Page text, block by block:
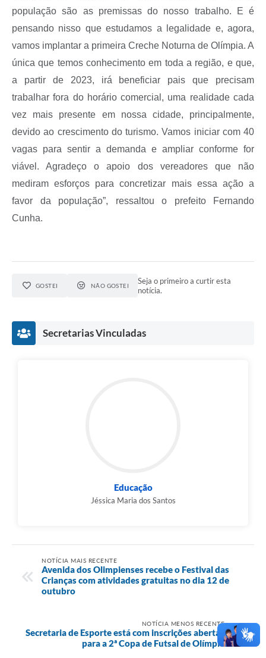
população são as premissas do nosso trabalho. E é
pensando nisso que estudamos a legalidade e, agora,
vamos implantar a primeira Creche Noturna de Olímpia. A
única que temos conhecimento em toda a região, e que,
a partir de 2023, irá beneficiar pais que precisam
trabalhar fora do horário comercial, uma realidade cada
vez mais presente em nossa cidade, principalmente,
devido ao crescimento do turismo. Vamos iniciar com 40
vagas para sentir a demanda e ampliar conforme for
viável. Agradeço o apoio dos vereadores que não
mediram esforços para concretizar mais essa ação a
favor da população”, ressaltou o prefeito Fernando
Cunha.
GOSTEI NÃO GOSTEI
Seja o primeiro a curtir esta
notícia.
Secretarias Vinculadas
Educação
Jéssica Maria dos Santos
NOTÍCIA MAIS RECENTE
Avenida dos Olimpienses recebe o Festival das
Crianças com atividades gratuitas no dia 12 de
outubro
NOTÍCIA MENOS RECENTE
Secretaria de Esporte está com inscrições abertas
para a 2ª Copa de Futsal de Olímpia